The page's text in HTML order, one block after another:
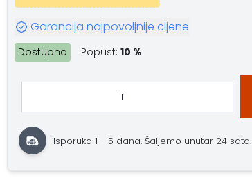
Garancija najpovoljnije cijene
Dostupno Popust: 10 %
Isporuka 1 - 5 dana.Šaljemo unutar 24 sata.